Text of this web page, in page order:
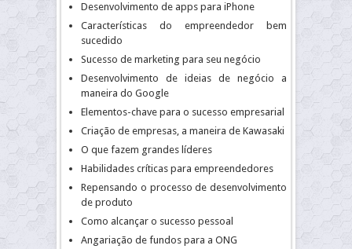
Desenvolvimento de apps para iPhone
Características do empreendedor bem
sucedido
Sucesso de marketing para seu negócio
Desenvolvimento de ideias de negócio a
maneira do Google
Elementos-chave para o sucesso empresarial
Criação de empresas, a maneira de Kawasaki
O que fazem grandes líderes
Habilidades críticas para empreendedores
Repensando o processo de desenvolvimento
de produto
Como alcançar o sucesso pessoal
Angariação de fundos para a ONG